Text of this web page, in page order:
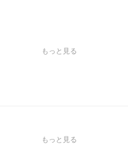
もっと見る
もっと見る